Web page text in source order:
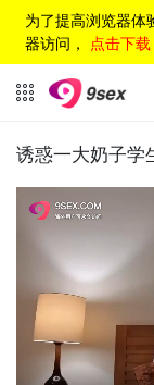
为了提高浏览器体
器访问， 点击下载
诱惑一大奶子学